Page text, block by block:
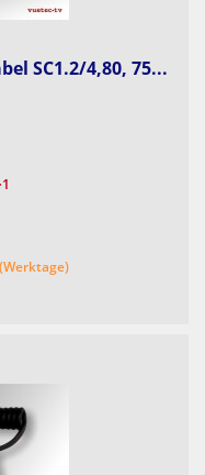
SC1.2/4,80, 75...
1